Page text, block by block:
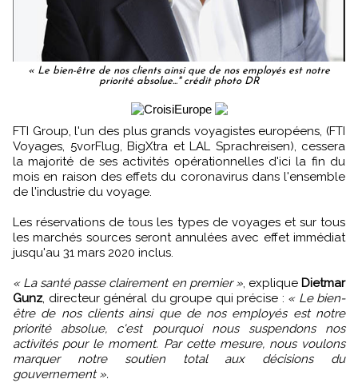
« Le bien-être de nos clients ainsi que de nos employés est notre
priorité absolue..." crédit photo DR
FTI Group, l'un des plus grands voyagistes européens, (FTI
Voyages, 5vorFlug, BigXtra et LAL Sprachreisen), cessera
la majorité de ses activités opérationnelles d'ici la fin du
mois en raison des effets du coronavirus dans l'ensemble
de l'industrie du voyage.
Les réservations de tous les types de voyages et sur tous
les marchés sources seront annulées avec effet immédiat
jusqu'au 31 mars 2020 inclus.
« La santé passe clairement en premier », explique Dietmar
Gunz, directeur général du groupe qui précise : « Le bien-
être de nos clients ainsi que de nos employés est notre
priorité absolue, c'est pourquoi nous suspendons nos
activités pour le moment. Par cette mesure, nous voulons
marquer notre soutien total aux décisions du
gouvernement ».